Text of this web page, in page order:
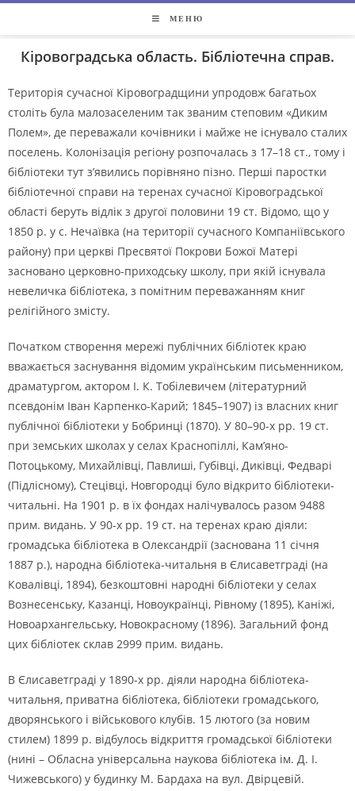
МЕНЮ
Кіровоградська область. Бібліотечна справ.
Територія сучасної Кіровоградщини упродовж багатьох
століть була малозаселеним так званим степовим «Диким
Полем», де переважали кочівники і майже не існувало сталих
поселень. Колонізація регіону розпочалась з 17–18 ст., тому і
бібліотеки тут з’явились порівняно пізно. Перші паростки
бібліотечної справи на теренах сучасної Кіровоградської
області беруть відлік з другої половини 19 ст. Відомо, що у
1850 р. у с. Нечаївка (на території сучасного Компаніївського
району) при церкві Пресвятої Покрови Божої Матері
засновано церковно-приходську школу, при якій існувала
невеличка бібліотека, з помітним переважанням книг
релігійного змісту.
Початком створення мережі публічних бібліотек краю
вважається заснування відомим українським письменником,
драматургом, актором І. К. Тобілевичем (літературний
псевдонім Іван Карпенко-Карий; 1845–1907) із власних книг
публічної бібліотеки у Бобринці (1870). У 80–90-х рр. 19 ст.
при земських школах у селах Краснопіллі, Кам’яно-
Потоцькому, Михайлівці, Павлиші, Губівці, Диківці, Федварі
(Підлісному), Стецівці, Новгородці було відкрито бібліотеки-
читальні. На 1901 р. в їх фондах налічувалось разом 9488
прим. видань. У 90-х рр. 19 ст. на теренах краю діяли:
громадська бібліотека в Олександрії (заснована 11 січня
1887 р.), народна бібліотека-читальня в Єлисаветграді (на
Ковалівці, 1894), безкоштовні народні бібліотеки у селах
Вознесенську, Казанці, Новоукраїнці, Рівному (1895), Каніжі,
Новоархангельську, Новокрасному (1896). Загальний фонд
цих бібліотек склав 2999 прим. видань.
В Єлисаветграді у 1890-х рр. діяли народна бібліотека-
читальня, приватна бібліотека, бібліотеки громадського,
дворянського і військового клубів. 15 лютого (за новим
стилем) 1899 р. відбулось відкриття громадської бібліотеки
(нині – Обласна універсальна наукова бібліотека ім. Д. І.
Чижевського) у будинку М. Бардаха на вул. Двірцевій.